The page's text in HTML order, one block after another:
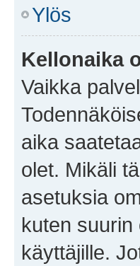
Ylös
Kellonaika
Vaikka
aika
olet. Mikäli
asetuksia
kuten
käyttäjille.